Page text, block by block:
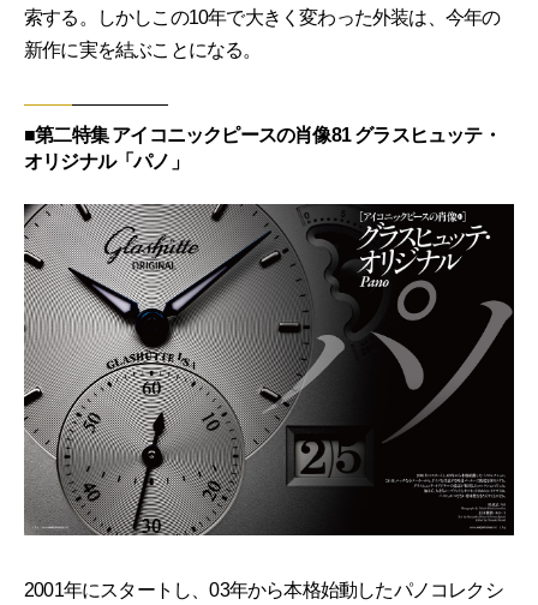
索する。しかしこの10年で大きく変わった外装は、今年の
新作に実を結ぶことになる。
■第二特集 アイコニックピースの肖像81 グラスヒュッテ・
オリジナル「パノ」
2001年にスタートし、03年から本格始動したパノコレクシ